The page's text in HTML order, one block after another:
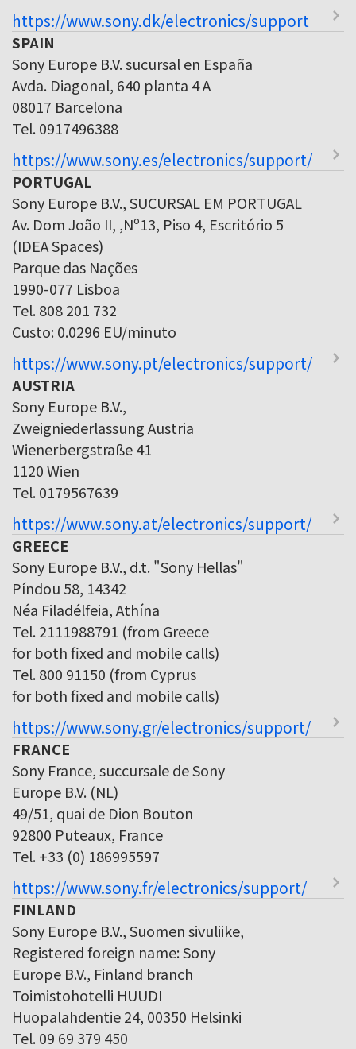
https://www.sony.dk/electronics/support
SPAIN
Sony Europe B.V. sucursal en España
Avda. Diagonal, 640 planta 4 A
08017 Barcelona
Tel. 0917496388
https://www.sony.es/electronics/support/
PORTUGAL
Sony Europe B.V., SUCURSAL EM PORTUGAL
Av. Dom João II, ,Nº13, Piso 4, Escritório 5
(IDEA Spaces)
Parque das Nações
1990-077 Lisboa
Tel. 808 201 732
Custo: 0.0296 EU/minuto
https://www.sony.pt/electronics/support/
AUSTRIA
Sony Europe B.V.,
Zweigniederlassung Austria
Wienerbergstraße 41
1120 Wien
Tel. 0179567639
https://www.sony.at/electronics/support/
GREECE
Sony Europe B.V., d.t. "Sony Hellas"
Píndou 58, 14342
Néa Filadélfeia, Athína
Tel. 2111988791 (from Greece
for both fixed and mobile calls)
Tel. 800 91150 (from Cyprus
for both fixed and mobile calls)
https://www.sony.gr/electronics/support/
FRANCE
Sony France, succursale de Sony
Europe B.V. (NL)
49/51, quai de Dion Bouton
92800 Puteaux, France
Tel. +33 (0) 186995597
https://www.sony.fr/electronics/support/
FINLAND
Sony Europe B.V., Suomen sivuliike,
Registered foreign name: Sony
Europe B.V., Finland branch
Toimistohotelli HUUDI
Huopalahdentie 24, 00350 Helsinki
Tel. 09 69 379 450